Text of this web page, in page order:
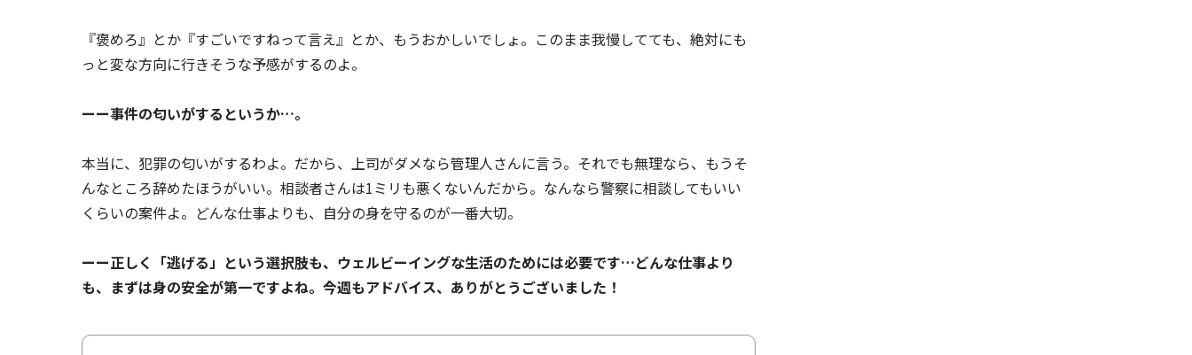
『褒めろ』とか『すごいですねって言え』とか、もうおかしいでしょ。このまま我慢してても、絶対にも
っと変な方向に行きそうな予感がするのよ。
ーー事件の匂いがするというか…。
本当に、犯罪の匂いがするわよ。だから、上司がダメなら管理人さんに言う。それでも無理なら、もうそ
んなところ辞めたほうがいい。相談者さんは1ミリも悪くないんだから。なんなら警察に相談してもいい
くらいの案件よ。どんな仕事よりも、自分の身を守るのが一番大切。
ーー正しく「逃げる」という選択肢も、ウェルビーイングな生活のためには必要です…どんな仕事より
も、まずは身の安全が第一ですよね。今週もアドバイス、ありがとうございました！